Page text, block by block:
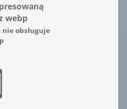
webp
obsługuje